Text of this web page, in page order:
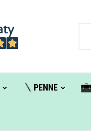
PENNE